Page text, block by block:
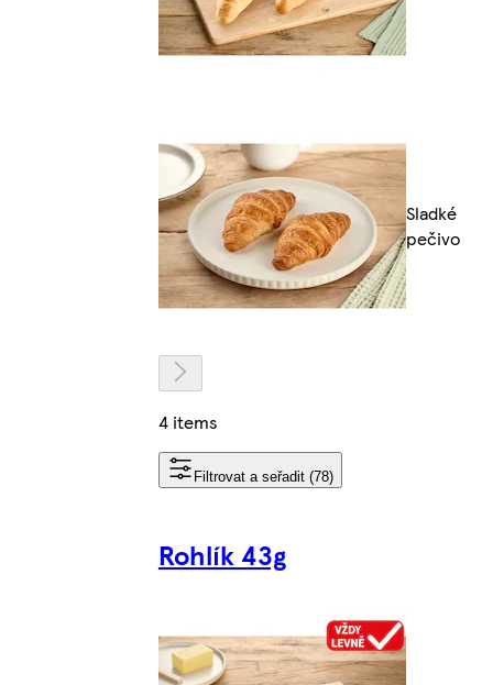
Sladké
pečivo
4 items
Filtrovat a seřadit (78)
Rohlík 43g